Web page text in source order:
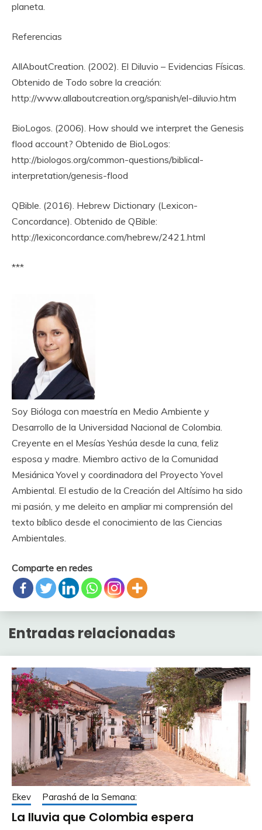
planeta.
Referencias
AllAboutCreation. (2002). El Diluvio – Evidencias Físicas.
Obtenido de Todo sobre la creación:
http://www.allaboutcreation.org/spanish/el-diluvio.htm
BioLogos. (2006). How should we interpret the Genesis
flood account? Obtenido de BioLogos:
http://biologos.org/common-questions/biblical-
interpretation/genesis-flood
QBible. (2016). Hebrew Dictionary (Lexicon-
Concordance). Obtenido de QBible:
http://lexiconcordance.com/hebrew/2421.html
***
Soy Bióloga con maestría en Medio Ambiente y
Desarrollo de la Universidad Nacional de Colombia.
Creyente en el Mesías Yeshúa desde la cuna, feliz
esposa y madre. Miembro activo de la Comunidad
Mesiánica Yovel y coordinadora del Proyecto Yovel
Ambiental. El estudio de la Creación del Altísimo ha sido
mi pasión, y me deleito en ampliar mi comprensión del
texto bíblico desde el conocimiento de las Ciencias
Ambientales.
Comparte en redes
Entradas relacionadas
Ekev Parashá de la Semana:
La lluvia que Colombia espera